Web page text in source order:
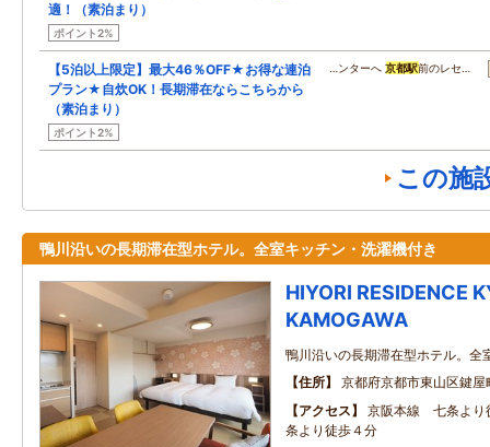
適！（素泊まり）
ポイント2%
【5泊以上限定】最大46％OFF★お得な連泊
プラン★自炊OK！長期滞在ならこちらから
（素泊まり）
ポイント2%
…ンターへ京都駅前のレセ…
この施
鴨川沿いの長期滞在型ホテル。全室キッチン・洗濯機付き
HIYORI RESIDENCE
KAMOGAWA
鴨川沿いの長期滞在型ホテル。全
住所
京都府京都市東山区鍵屋
アクセス
京阪本線 七条より
条より徒歩４分